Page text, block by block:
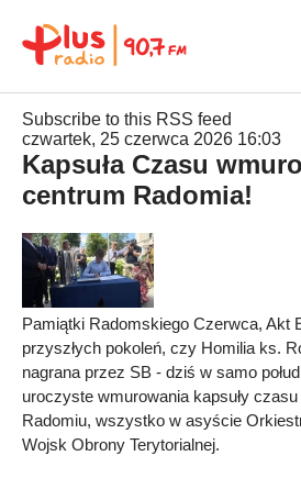
Subscribe to this RSS feed
czwartek, 25 czerwca 2026 16:03
Kapsuła Czasu
centrum Radomia!
Pamiątki Radomskiego Czerwca, Akt
przyszłych pokoleń, czy Homilia ks.
nagrana przez SB - dziś w samo
uroczyste wmurowania kapsuły
Radomiu, wszystko w asyście
Wojsk Obrony Terytorialnej.